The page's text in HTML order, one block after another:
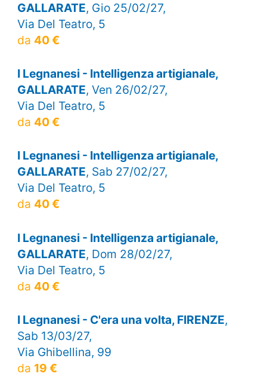
GALLARATE, Gio 25/02/27,
Via Del Teatro, 5
da 40 €
I Legnanesi - Intelligenza artigianale,
GALLARATE, Ven 26/02/27,
Via Del Teatro, 5
da 40 €
I Legnanesi - Intelligenza artigianale,
GALLARATE, Sab 27/02/27,
Via Del Teatro, 5
da 40 €
I Legnanesi - Intelligenza artigianale,
GALLARATE, Dom 28/02/27,
Via Del Teatro, 5
da 40 €
I Legnanesi - C'era una volta, FIRENZE,
Sab 13/03/27,
Via Ghibellina, 99
da 19 €